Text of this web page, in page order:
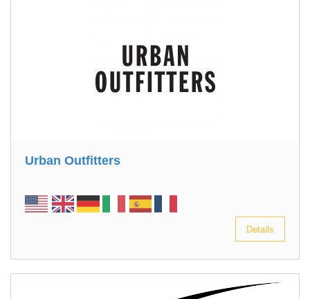
Urban Outfitters
Details